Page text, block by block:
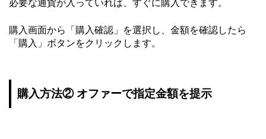
必要な通貨が入っていれば、すぐに購入できます。
購入画面から「購入確認」を選択し、金額を確認したら
「購入」ボタンをクリックします。
購入方法② オファーで指定金額を提示